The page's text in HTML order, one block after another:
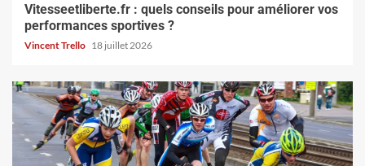
Vitesseetliberte.fr : quels conseils pour améliorer vos
performances sportives ?
Vincent Trello 18 juillet 2026